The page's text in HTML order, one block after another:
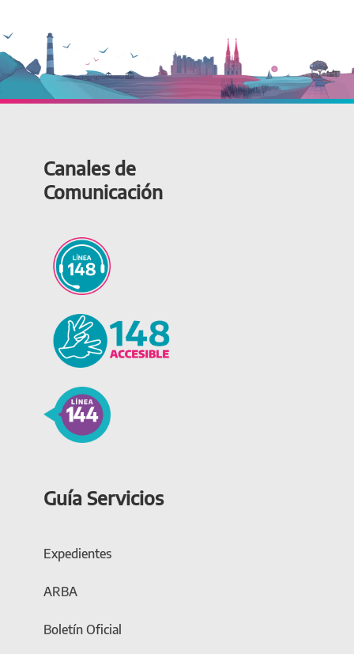
Canales de
Comunicación
Guía Servicios
Expedientes
ARBA
Boletín Oficial